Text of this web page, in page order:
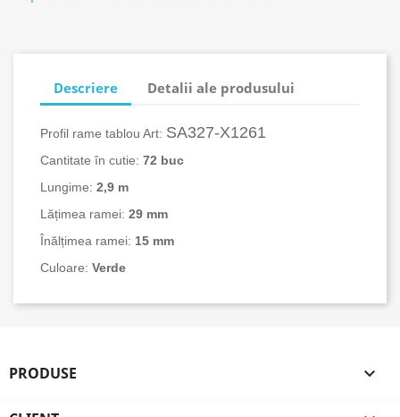
Descriere Detalii ale produsului
Profil rame tablou Art: SA327-X1261
Cantitate în cutie: 72 buc
Lungime: 2,9 m
Lățimea ramei: 29 mm
Înălțimea ramei: 15 mm
Culoare: Verde
PRODUSE 